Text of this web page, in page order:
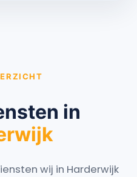
in
wij in Harderwijk